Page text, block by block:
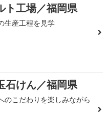
ト工場／福岡県
生産工程を見学
石けん／福岡県
のこだわりを楽しみながら